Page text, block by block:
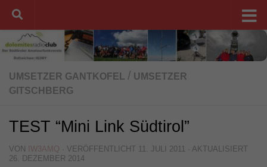
Unter dem Inhalt
UMSETZER GANTKOFEL / UMSETZER
GITSCHBERG
TEST “Mini Link Südtirol”
VON IW3AMQ · VERÖFFENTLICHT 11. JULI 2011 · AKTUALISIERT
26. DEZEMBER 2014